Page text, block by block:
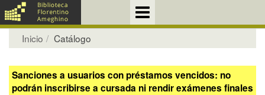
Inicio Catálogo
Sanciones a usuarios con préstamos vencidos: no
podrán inscribirse a cursada ni rendir exámenes finales